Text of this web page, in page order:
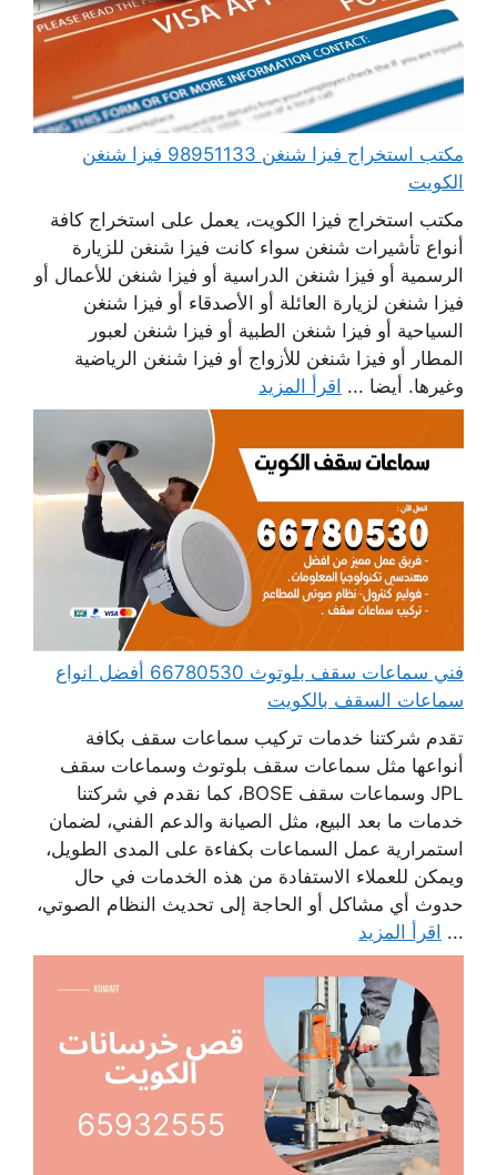
مكتب استخراج فيزا شنغن 98951133 فيزا شنغن
الكويت
مكتب استخراج فيزا الكويت، يعمل على استخراج كافة
أنواع تأشيرات شنغن سواء كانت فيزا شنغن للزيارة
الرسمية أو فيزا شنغن الدراسية أو فيزا شنغن للأعمال أو
فيزا شنغن لزيارة العائلة أو الأصدقاء أو فيزا شنغن
السياحية أو فيزا شنغن الطبية أو فيزا شنغن لعبور
المطار أو فيزا شنغن للأزواج أو فيزا شنغن الرياضية
وغيرها. أيضا ... اقرأ المزيد
فني سماعات سقف بلوتوث 66780530 أفضل انواع
سماعات السقف بالكويت
تقدم شركتنا خدمات تركيب سماعات سقف بكافة
أنواعها مثل سماعات سقف بلوتوث وسماعات سقف
JPL وسماعات سقف BOSE، كما نقدم في شركتنا
خدمات ما بعد البيع، مثل الصيانة والدعم الفني، لضمان
استمرارية عمل السماعات بكفاءة على المدى الطويل،
ويمكن للعملاء الاستفادة من هذه الخدمات في حال
حدوث أي مشاكل أو الحاجة إلى تحديث النظام الصوتي،
... اقرأ المزيد